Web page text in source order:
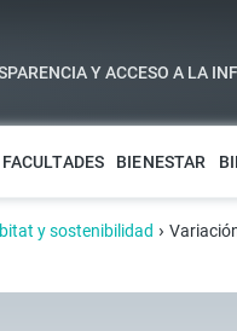
Y ACCESO A LA
FACULTADES BIENESTAR
y sostenibilidad ›